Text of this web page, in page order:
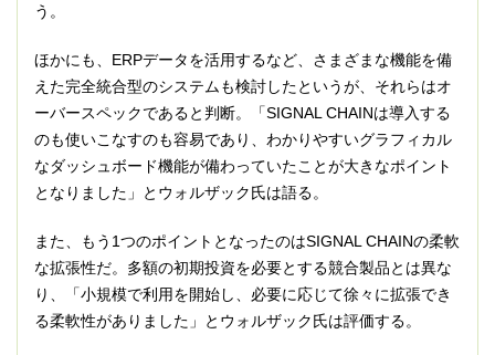
う。
ほかにも、ERPデータを活用するなど、さまざまな機能を備
えた完全統合型のシステムも検討したというが、それらはオ
ーバースペックであると判断。「SIGNAL CHAINは導入する
のも使いこなすのも容易であり、わかりやすいグラフィカル
なダッシュボード機能が備わっていたことが大きなポイント
となりました」とウォルザック氏は語る。
また、もう1つのポイントとなったのはSIGNAL CHAINの柔軟
な拡張性だ。多額の初期投資を必要とする競合製品とは異な
り、「小規模で利用を開始し、必要に応じて徐々に拡張でき
る柔軟性がありました」とウォルザック氏は評価する。